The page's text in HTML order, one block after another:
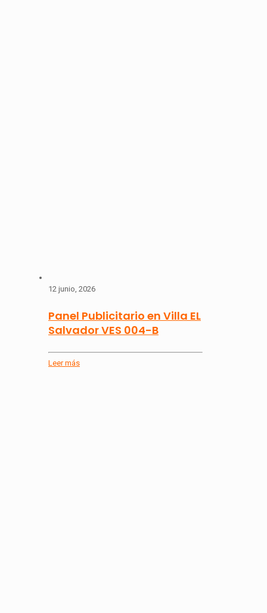
12 junio, 2026
Panel Publicitario en Villa EL
Salvador VES 004-B
Leer más